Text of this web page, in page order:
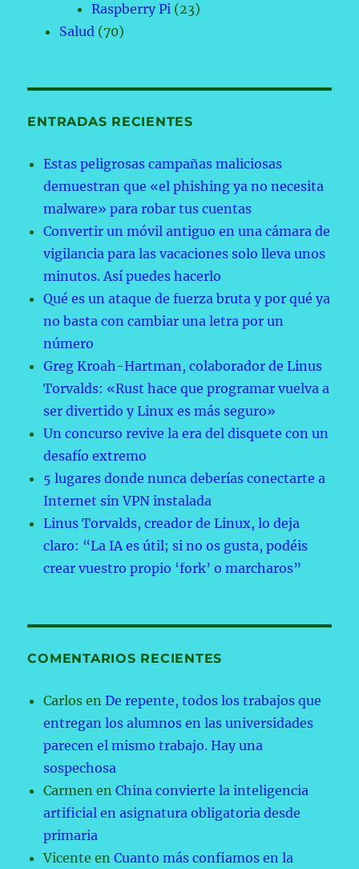
Raspberry Pi (23)
Salud (70)
ENTRADAS RECIENTES
Estas peligrosas campañas maliciosas
demuestran que «el phishing ya no necesita
malware» para robar tus cuentas
Convertir un móvil antiguo en una cámara de
vigilancia para las vacaciones solo lleva unos
minutos. Así puedes hacerlo
Qué es un ataque de fuerza bruta y por qué ya
no basta con cambiar una letra por un
número
Greg Kroah-Hartman, colaborador de Linus
Torvalds: «Rust hace que programar vuelva a
ser divertido y Linux es más seguro»
Un concurso revive la era del disquete con un
desafío extremo
5 lugares donde nunca deberías conectarte a
Internet sin VPN instalada
Linus Torvalds, creador de Linux, lo deja
claro: “La IA es útil; si no os gusta, podéis
crear vuestro propio ‘fork’ o marcharos”
COMENTARIOS RECIENTES
Carlos enDe repente, todos los trabajos que
entregan los alumnos en las universidades
parecen el mismo trabajo. Hay una
sospechosa
Carmen enChina convierte la inteligencia
artificial en asignatura obligatoria desde
primaria
Vicente enCuanto más confiamos en la